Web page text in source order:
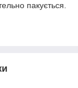
пакується.